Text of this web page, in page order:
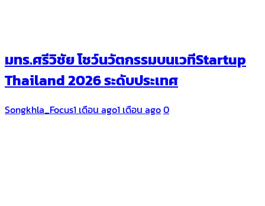
มทร.ศรีวิชัย โชว์นวัตกรรมบนเวทีStartup
Thailand 2026 ระดับประเทศ
Songkhla_Focus1 เดือน ago1 เดือน ago0